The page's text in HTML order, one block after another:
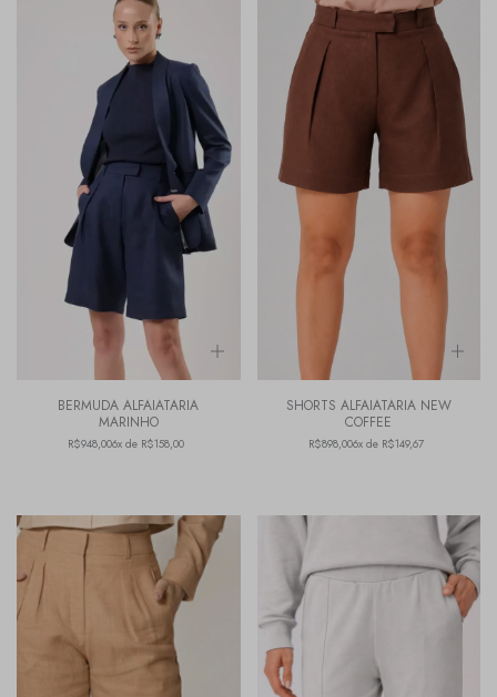
BERMUDA ALFAIATARIA
MARINHO
R$948,006x de R$158,00
SHORTS ALFAIATARIA NEW
COFFEE
R$898,006x de R$149,67